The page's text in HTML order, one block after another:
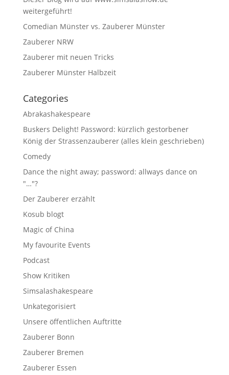
weitergeführt!
Comedian Münster vs. Zauberer Münster
Zauberer NRW
Zauberer mit neuen Tricks
Zauberer Münster Halbzeit
Categories
Abrakashakespeare
Buskers Delight! Password: kürzlich gestorbener
König der Strassenzauberer (alles klein geschrieben)
Comedy
Dance the night away; password: allways dance on
"…"?
Der Zauberer erzählt
Kosub blogt
Magic of China
My favourite Events
Podcast
Show Kritiken
Simsalashakespeare
Unkategorisiert
Unsere öffentlichen Auftritte
Zauberer Bonn
Zauberer Bremen
Zauberer Essen